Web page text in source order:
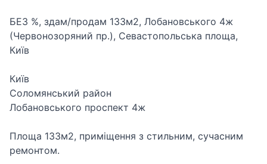
БЕЗ %, здам/продам 133м2, Лобановського 4ж
(Червонозоряний пр.), Севастопольська площа,
Київ
Київ
Соломянський район
Лобановського проспект 4ж
Площа 133м2, приміщення з стильним, сучасним
ремонтом.